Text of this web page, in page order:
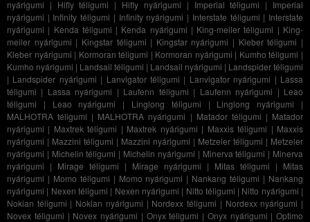
nyárigumi | Hifly téligumi | Hifly nyárigumi | Imperial téligumi | Imperial
nyárigumi | Infinity téligumi | Infinity nyárigumi | Interstate téligumi | Interstate
nyárigumi | Kenda téligumi | Kenda nyárigumi | King-meiler téligumi | King-
meiler nyárigumi | Kingstar téligumi | Kingstar nyárigumi | Kleber téligumi |
Kleber nyárigumi | Kormoran téligumi | Kormoran nyárigumi | Kumho téligumi |
Kumho nyárigumi | Landsail téligumi | Landsail nyárigumi | Landspider téligumi
| Landspider nyárigumi | Lanvigator téligumi | Lanvigator nyárigumi | Lassa
téligumi | Lassa nyárigumi | Laufenn téligumi | Laufenn nyárigumi | Leao
téligumi | Leao nyárigumi | Linglong téligumi | Linglong nyárigumi |
MALHOTRA téligumi | MALHOTRA nyárigumi | Matador téligumi | Matador
nyárigumi | Maxtrek téligumi | Maxtrek nyárigumi | Maxxis téligumi | Maxxis
nyárigumi | Mazzini téligumi | Mazzini nyárigumi | Metzeler téligumi | Metzeler
nyárigumi | Michelin téligumi | Michelin nyárigumi | Minerva téligumi | Minerva
nyárigumi | Mirage téligumi | Mirage nyárigumi | Mitas téligumi | Mitas
nyárigumi | Momo téligumi | Momo nyárigumi | Nankang téligumi | Nankang
nyárigumi | Nexen téligumi | Nexen nyárigumi | Nitto téligumi | Nitto nyárigumi |
Nokian téligumi | Nokian nyárigumi | Nordexx téligumi | Nordexx nyárigumi |
Novex téligumi | Novex nyárigumi | Onyx téligumi | Onyx nyárigumi | Optimo